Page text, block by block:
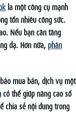
là một công cụ mạnh
tốn nhiều công sức.
Nếu bạn cần tăng
dạ. Hơn nữa, phần
mua bán, dịch vụ một
có thể giúp nâng cao số
chia sẻ nội dung trong